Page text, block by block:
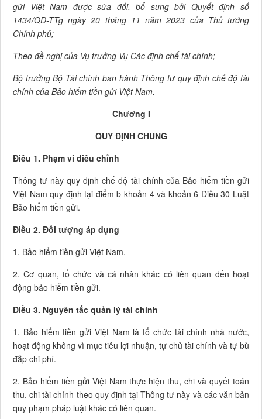
gửi Việt Nam được sửa đổi, bổ sung bởi Quyết định số
1434/QĐ-TTg ngày 20 tháng 11 năm 2023 của Thủ tướng
Chính phủ;
Theo đề nghị của Vụ trưởng Vụ Các định chế tài chính;
Bộ trưởng Bộ Tài chính ban hành Thông tư quy định chế độ tài
chính của Bảo hiểm tiền gửi Việt Nam.
Chương I
QUY ĐỊNH CHUNG
Điều 1. Phạm vi điều chỉnh
Thông tư này quy định chế độ tài chính của Bảo hiểm tiền gửi
Việt Nam quy định tại điểm b khoản 4 và khoản 6 Điều 30 Luật
Bảo hiểm tiền gửi.
Điều 2. Đối tượng áp dụng
1. Bảo hiểm tiền gửi Việt Nam.
2. Cơ quan, tổ chức và cá nhân khác có liên quan đến hoạt
động bảo hiểm tiền gửi.
Điều 3. Nguyên tắc quản lý tài chính
1. Bảo hiểm tiền gửi Việt Nam là tổ chức tài chính nhà nước,
hoạt động không vì mục tiêu lợi nhuận, tự chủ tài chính và tự bù
đắp chi phí.
2. Bảo hiểm tiền gửi Việt Nam thực hiện thu, chi và quyết toán
thu, chi tài chính theo quy định tại Thông tư này và các văn bản
quy phạm pháp luật khác có liên quan.